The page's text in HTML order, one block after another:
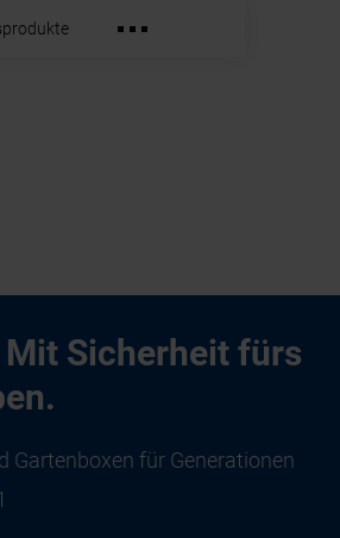
Mit Sicherheit fürs
Gartenboxen für Generationen